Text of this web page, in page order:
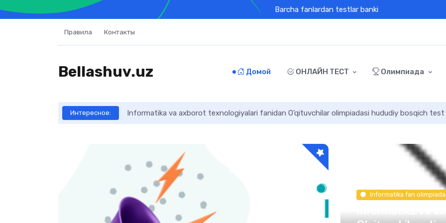
Barcha fanlardan testlar banki
Правила Контакты
Bellashuv.uz Домой ОНЛАЙН ТЕСТ Олимпиада
Интересное: Informatika va axborot texnologiyalari fanidan O'qituvchilar olimpiadasi hududiy bosqich
Informatika fan
Informatika va